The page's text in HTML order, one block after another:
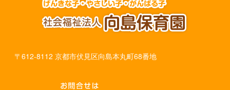
〒612-8112 京都市伏見区向島本丸町68番地